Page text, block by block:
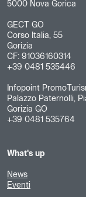
5000 Nova Gorica
GECT GO
Corso Italia, 55
Gorizia
CF: 91036160314
+39 0481 535446
Infopoint
Palazzo Paternolli,
Gorizia GO
+39 0481 535764
What's up
News
Eventi